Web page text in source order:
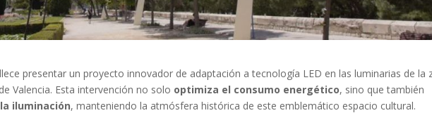
presentar un proyecto innovador de adaptación a tecnología LED en las luminarias de la
Valencia. Esta intervención no solo optimiza el consumo energético, sino que también
iluminación, manteniendo la atmósfera histórica de este emblemático espacio cultural.